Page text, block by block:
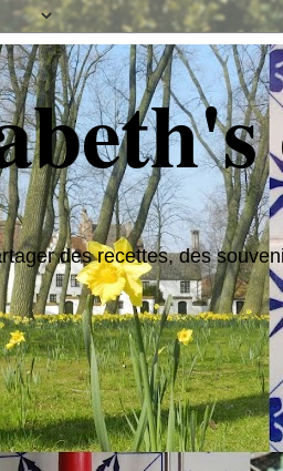
des recettes, des